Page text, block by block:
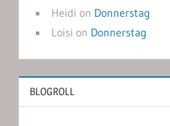
Heidi on Donnerstag
Loisi on Donnerstag
BLOGROLL